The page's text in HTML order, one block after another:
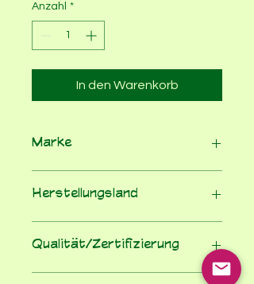
Anzahl *
In den Warenkorb
Marke
Herstellungsland
Qualität/Zertifizierung